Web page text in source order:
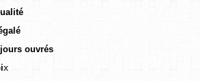
ouvrés
x